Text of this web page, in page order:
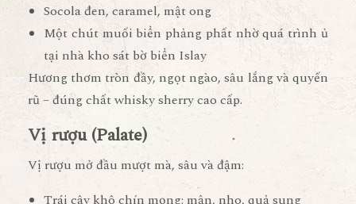
Socola đen, caramel, mật ong
Một chút muối biển phảng phất nhờ quá trình ủ
tại nhà kho sát bờ biển Islay
Hương thơm tròn đầy, ngọt ngào, sâu lắng và quyến
rũ – đúng chất whisky sherry cao cấp.
Vị rượu (Palate)
Vị rượu mở đầu mượt mà, sâu và đậm: